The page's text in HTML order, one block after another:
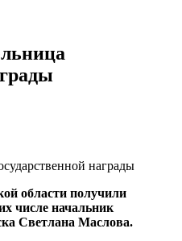
области получили
числе начальник
Светлана Маслова.